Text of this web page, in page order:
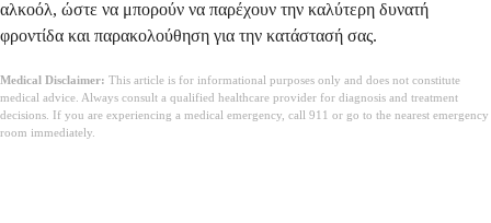
αλκοόλ, ώστε να μπορούν να παρέχουν την καλύτερη δυνατή
φροντίδα και παρακολούθηση για την κατάστασή σας.
Medical Disclaimer: This article is for informational purposes only and does not constitute
medical advice. Always consult a qualified healthcare provider for diagnosis and treatment
decisions. If you are experiencing a medical emergency, call 911 or go to the nearest emergency
room immediately.